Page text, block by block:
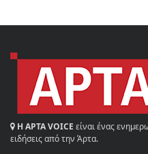
Η ΑΡΤΑ VOICE είναι ένας
ειδήσεις από την Άρτα.